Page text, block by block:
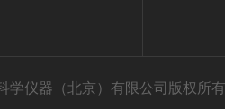
学仪器（北京）有限公司版权